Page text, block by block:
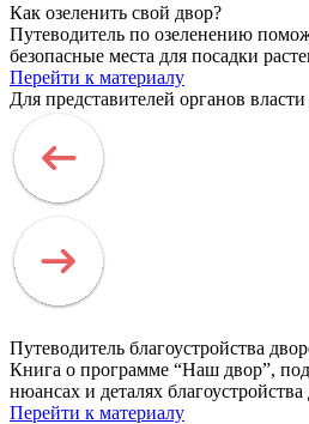
Как озеленить свой двор?
Путеводитель по озеленению
безопасные места для посадки
Перейти к материалу
Для представителей органов
Путеводитель благоустройства
Книга о программе “Наш двор”,
нюансах и деталях
Перейти к материалу